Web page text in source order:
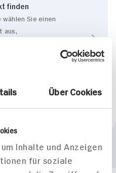
Über Cookies
Inhalte und Anzeigen
für soziale
finden
Sie einen
aus,